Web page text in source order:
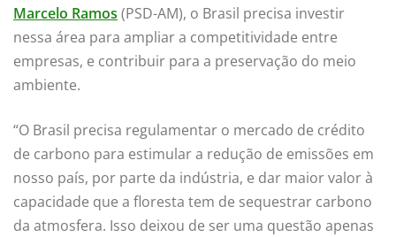
Marcelo Ramos (PSD-AM), o Brasil precisa investir
nessa área para ampliar a competitividade entre
empresas, e contribuir para a preservação do meio
ambiente.
“O Brasil precisa regulamentar o mercado de crédito
de carbono para estimular a redução de emissões em
nosso país, por parte da indústria, e dar maior valor à
capacidade que a floresta tem de sequestrar carbono
da atmosfera. Isso deixou de ser uma questão apenas